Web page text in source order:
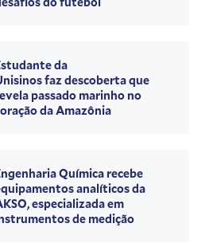
da
faz descoberta que
passado marinho no
da Amazônia
Química recebe
analíticos da
especializada em
de medição